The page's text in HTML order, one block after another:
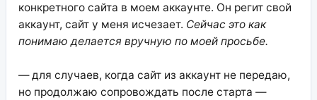
конкретного сайта в моем аккаунте. Он регит свой
аккаунт, сайт у меня исчезает. Сейчас это как
понимаю делается вручную по моей просьбе.
— для случаев, когда сайт из аккаунт не передаю,
но продолжаю сопровождать после старта —